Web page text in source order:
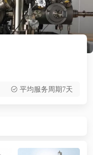
平均服务周期7天